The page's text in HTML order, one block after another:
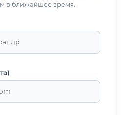
в ближайшее время.